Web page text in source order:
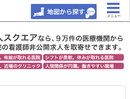
メニュー